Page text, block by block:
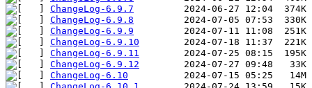
ChangeLog-6.9.7
ChangeLog-6.9.8
ChangeLog-6.9.9
ChangeLog-6.9.10
ChangeLog-6.9.11
ChangeLog-6.9.12
ChangeLog-6.10